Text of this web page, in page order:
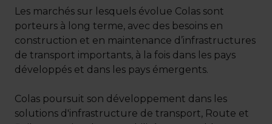
Les marchés sur lesquels évolue Colas sont
porteurs à long terme, avec des besoins en
construction et en maintenance d’infrastructures
de transport importants, à la fois dans les pays
développés et dans les pays émergents.
Colas poursuit son développement dans les
solutions d'infrastructure de transport, Route et